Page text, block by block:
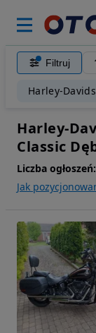
Filtruj
Harley-
Harley-
Classic
Liczba ogłoszeń:
Jak